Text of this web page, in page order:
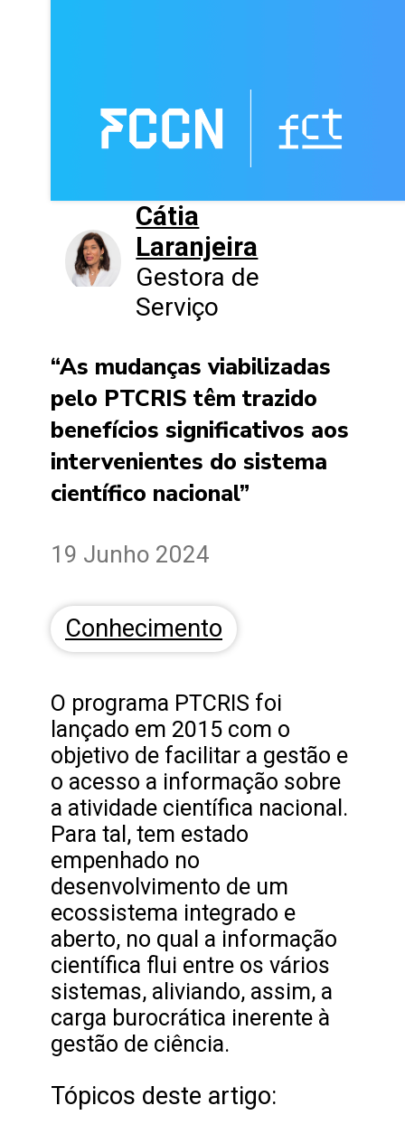
Cátia
Laranjeira
Gestora de
Serviço
“As mudanças viabilizadas
pelo PTCRIS têm trazido
benefícios significativos aos
intervenientes do sistema
científico nacional”
19 Junho 2024
Conhecimento
O programa PTCRIS foi
lançado em 2015 com o
objetivo de facilitar a gestão e
o acesso a informação sobre
a atividade científica nacional.
Para tal, tem estado
empenhado no
desenvolvimento de um
ecossistema integrado e
aberto, no qual a informação
científica flui entre os vários
sistemas, aliviando, assim, a
carga burocrática inerente à
gestão de ciência.
Tópicos deste artigo: